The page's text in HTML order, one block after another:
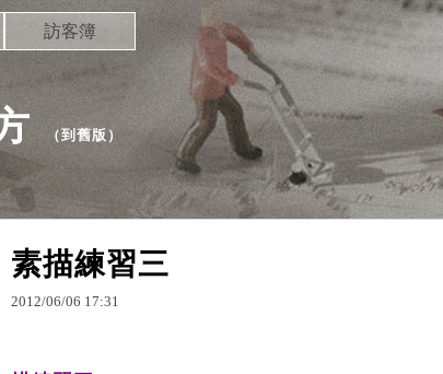
（到舊版 ）
訪客簿
素描練習三
2012/06/06 17:31